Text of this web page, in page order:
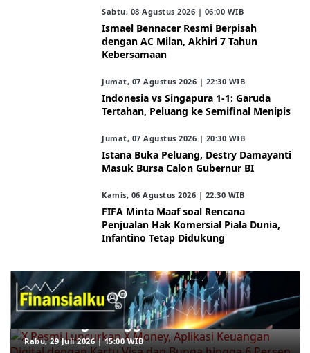
Sabtu, 08 Agustus 2026 | 06:00 WIB
Ismael Bennacer Resmi Berpisah
dengan AC Milan, Akhiri 7 Tahun
Kebersamaan
Jumat, 07 Agustus 2026 | 22:30 WIB
Indonesia vs Singapura 1-1: Garuda
Tertahan, Peluang ke Semifinal Menipis
Jumat, 07 Agustus 2026 | 20:30 WIB
Istana Buka Peluang, Destry Damayanti
Masuk Bursa Calon Gubernur BI
Kamis, 06 Agustus 2026 | 22:30 WIB
FIFA Minta Maaf soal Rencana
Penjualan Hak Komersial Piala Dunia,
Infantino Tetap Didukung
X Resmi Luncurkan X Money, Aplikasi
Keuangan Digital dengan Kartu Visa
dan Bunga hingga 6 Persen
Rabu, 29 Juli 2026 | 15:00 WIB